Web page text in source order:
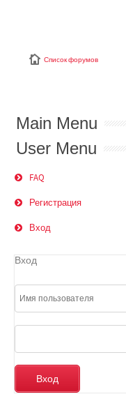
Список форумов
Main Menu
User Menu
FAQ
Регистрация
Вход
Вход